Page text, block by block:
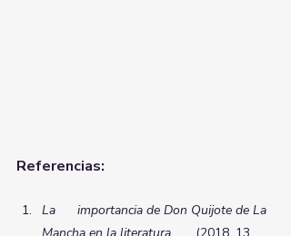
Referencias:
La      importancia de Don Quijote de La